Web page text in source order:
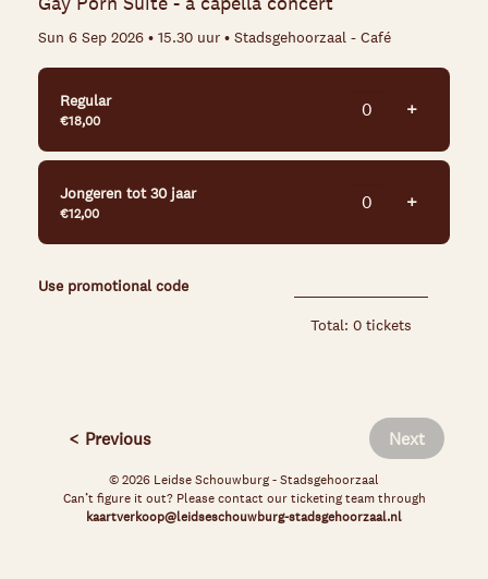
Sun 6 Sep 2026 • 15.30 uur • Stadsgehoorzaal - Café
Regular
€18,00
+Add
Jongeren tot 30 jaar
€12,00
+Add
Use promotional code
Total: 0 tickets
Previous Next
© 2026 Leidse Schouwburg - Stadsgehoorzaal
Can’t figure it out? Please contact our ticketing team through
kaartverkoop@leidseschouwburg-stadsgehoorzaal.nl